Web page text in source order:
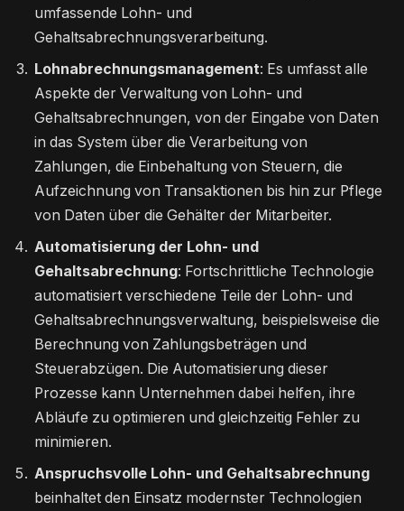
umfassende Lohn- und
Gehaltsabrechnungsverarbeitung.
Lohnabrechnungsmanagement: Es umfasst alle
Aspekte der Verwaltung von Lohn- und
Gehaltsabrechnungen, von der Eingabe von Daten
in das System über die Verarbeitung von
Zahlungen, die Einbehaltung von Steuern, die
Aufzeichnung von Transaktionen bis hin zur Pflege
von Daten über die Gehälter der Mitarbeiter.
Automatisierung der Lohn- und
Gehaltsabrechnung: Fortschrittliche Technologie
automatisiert verschiedene Teile der Lohn- und
Gehaltsabrechnungsverwaltung, beispielsweise die
Berechnung von Zahlungsbeträgen und
Steuerabzügen. Die Automatisierung dieser
Prozesse kann Unternehmen dabei helfen, ihre
Abläufe zu optimieren und gleichzeitig Fehler zu
minimieren.
Anspruchsvolle Lohn- und Gehaltsabrechnung
beinhaltet den Einsatz modernster Technologien